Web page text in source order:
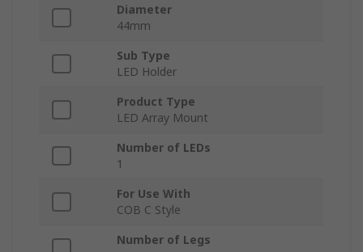
Diameter
44mm
Sub Type
LED Holder
Product Type
LED Array Mount
Number of LEDs
1
For Use With
COB C Style
Number of Legs